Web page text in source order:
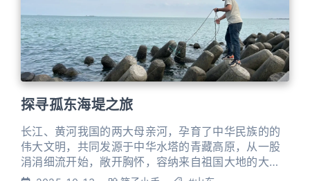
探寻孤东海堤之旅
长江、黄河我国的两大母亲河，孕育了中华民族的的
伟大文明，共同发源于中华水塔的青藏高原，从一股
涓涓细流开始，敞开胸怀，容纳来自祖国大地的大部
分江河，滚滚东去，一南一北各自奔向自己的归宿。